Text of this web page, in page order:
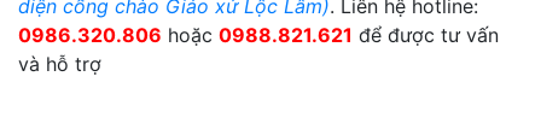
diện cổng chào Giáo xứ Lộc Lâm). Liên hệ hotline:
0986.320.806 hoặc 0988.821.621 để được tư vấn
và hỗ trợ